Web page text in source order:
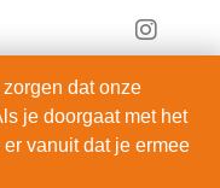
van
90914872
dat onze
je doorgaat met het
vanuit dat je ermee